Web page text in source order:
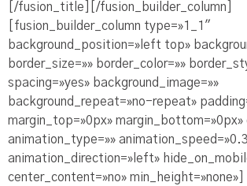
[/fusion_title][/fusion_builder_column]
[fusion_builder_column type=»1_1″
background_position=»left top»
border_size=»» border_color=»»
spacing=»yes» background_image=»»
background_repeat=»no-repeat»
margin_top=»0px» margin_bottom=»0px»
animation_type=»»
animation_direction=»left»
center_content=»no» min_height=»none»]